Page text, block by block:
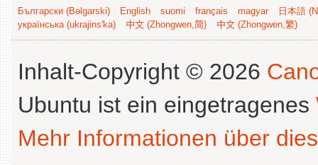
Български (Bəlgarski) English suomi français magyar
日本語
українська (ukrajins'ka)
中文 (Zhongwen,简) 中文 (Zhongwen,繁)
Inhalt-Copyright © 2026
Ubuntu ist ein eingetragenes
Mehr Informationen über